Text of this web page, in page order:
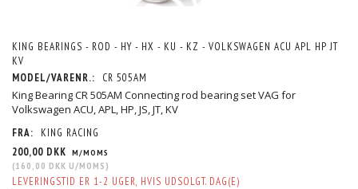
KING BEARINGS - ROD - HY - HX - KU - KZ - VOLKSWAGEN ACU APL HP JT
KV
MODEL/VARENR.:
CR 505AM
King Bearing CR 505AM Connecting rod bearing set VAG for
Volkswagen ACU, APL, HP, JS, JT, KV
FRA:
KING RACING
200,00 DKK M/MOMS
(160,00 DKK U/MOMS )
LEVERINGSTID ER 1-2 UGER, HVIS UDSOLGT. DAG(E)